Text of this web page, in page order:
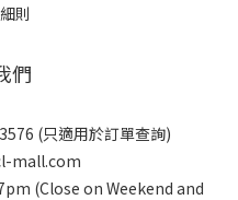
則
們
(只適用於訂單查詢)
mall.com
(Close on Weekend and